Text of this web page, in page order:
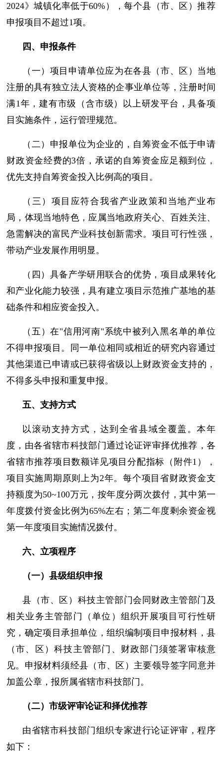
2024》城镇化率低于60%），每个县（市、区）推荐
申报项目不超过1项。
四、申报条件
（一）项目申请单位应为在各县（市、区）当地
注册的具有独立法人资格的企事业单位等，注册时间
满1年，建有市级（含市级）以上研发平台，具备项
目实施条件，运行管理规范。
（二）申报单位为企业的，自筹资金不低于申请
财政资金经费的3倍，承诺的自筹资金应足额到位，
优先支持自筹资金投入比例高的项目。
（三）项目应符合我省产业政策和当地产业布
局，体现当地特色，应属当地政府关心、百姓关注、
急需解决的富民产业科技创新需求。项目可行性强，
带动产业发展作用明显。
（四）具备产学研用联合的优势，项目成果转化
和产业化能力较强，具有建立项目示范推广基地的基
础条件和相应资金投入。
（五）在"信用河南"系统中被列入黑名单的单位
不得申报项目。同一单位相同或相近的研究内容通过
其他渠道已申请或已获得省级以上财政资金支持的，
不得多头申报和重复申报。
五、支持方式
以滚动支持方式，达到全省县域全覆盖。本年
度，由各省辖市科技部门通过论证评审择优推荐，各
省辖市推荐项目数额详见项目分配指标（附件1），
项目实施周期原则上为2年。每个项目省财政资金支
持额度为50~100万元，按年度分两次拨付，其中第一
年度拨付资金比例为65%左右；第二年度剩余资金视
第一年度项目实施情况拨付。
六、立项程序
（一）县级组织申报
县（市、区）科技主管部门会同财政主管部门及
相关业务主管部门（单位）组织开展项目可行性研
究，确定项目承担单位，组织编制项目申报材料，县
（市、区）科技主管部门、财政部门须签署审核意
见。申报材料须经县（市、区）主要领导签字同意并
加盖公章，报所属省辖市科技部门。
（二）市级评审论证和择优推荐
由省辖市科技部门组织专家进行论证评审，程序
如下：